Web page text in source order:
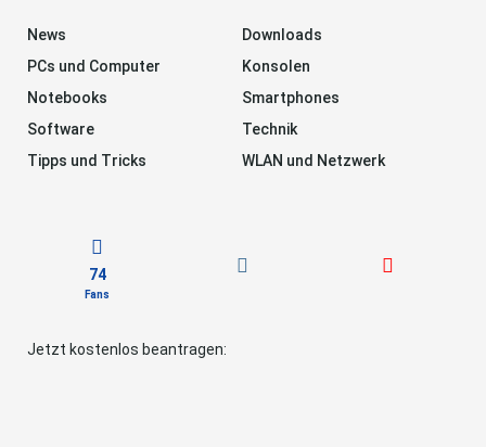
News
Downloads
PCs und Computer
Konsolen
Notebooks
Smartphones
Software
Technik
Tipps und Tricks
WLAN und Netzwerk
74
Fans
Jetzt kostenlos beantragen: